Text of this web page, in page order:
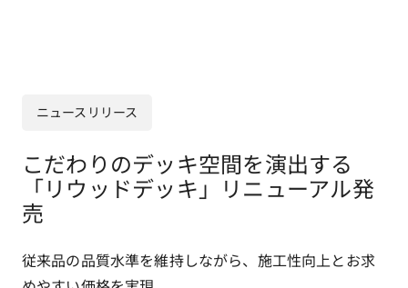
ニュースリリース
こだわりのデッキ空間を演出する
「リウッドデッキ」リニューアル発
売
従来品の品質水準を維持しながら、施工性向上とお求